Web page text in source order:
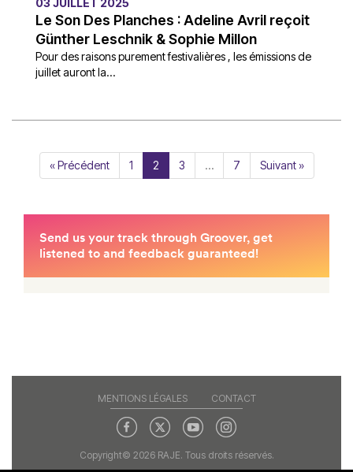
03 JUILLET 2025
Le Son Des Planches : Adeline Avril reçoit
Günther Leschnik & Sophie Millon
Pour des raisons purement festivalières , les émissions de
juillet auront la...
« Précédent 1 2 3 … 7 Suivant »
MENTIONS LÉGALES CONTACT
Copyright© 2026 RAJE. Tous droits réservés.